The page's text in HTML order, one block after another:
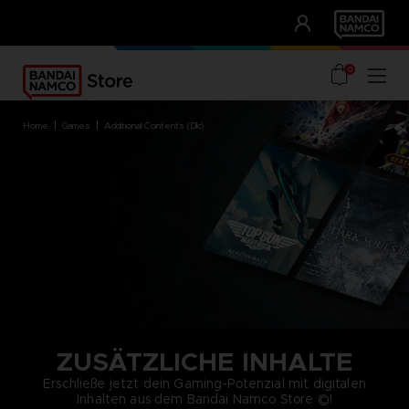
UNSERE VORTEILE
0
home games additional contents (dlc)
ZUSÄTZLICHE INHALTE
Erschließe jetzt dein Gaming-Potenzial mit digitalen
Inhalten aus dem Bandai Namco Store ©!